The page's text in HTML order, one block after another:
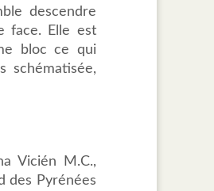
descendre
face. Elle est
bloc ce qui
Vicién M.C.,
des Pyrénées